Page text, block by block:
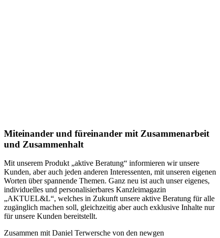
Miteinander und füreinander mit Zusammenarbeit
und Zusammenhalt
Mit unserem Produkt „aktive Beratung“ informieren wir unsere
Kunden, aber auch jeden anderen Interessenten, mit unseren eigenen
Worten über spannende Themen. Ganz neu ist auch unser eigenes,
individuelles und personalisierbares Kanzleimagazin
„AKTUEL&L“, welches in Zukunft unsere aktive Beratung für alle
zugänglich machen soll, gleichzeitig aber auch exklusive Inhalte nur
für unsere Kunden bereitstellt.
Zusammen mit Daniel Terwersche von den newgen